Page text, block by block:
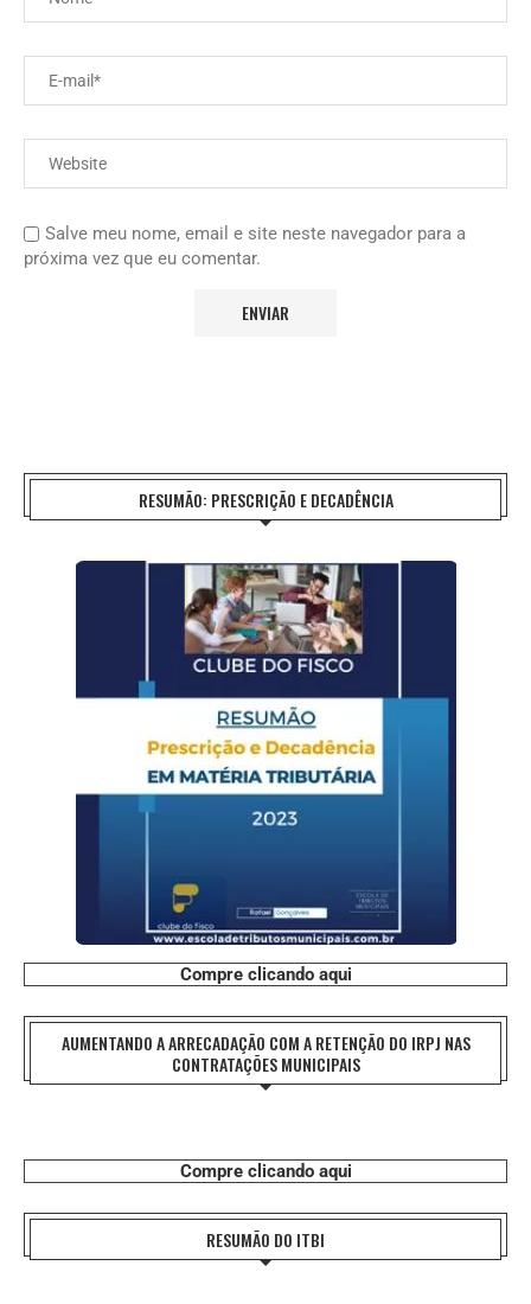
Salve meu nome, email e site neste navegador para a
próxima vez que eu comentar.
RESUMÃO: PRESCRIÇÃO E DECADÊNCIA
Compre clicando aqui
AUMENTANDO A ARRECADAÇÃO COM A RETENÇÃO DO IRPJ NAS
CONTRATAÇÕES MUNICIPAIS
Compre clicando aqui
RESUMÃO DO ITBI